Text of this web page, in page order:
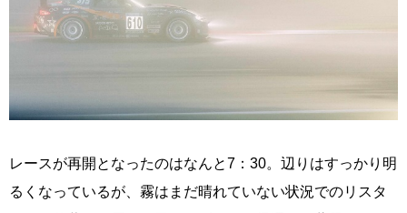
レースが再開となったのはなんと7：30。辺りはすっかり明
るくなっているが、霧はまだ晴れていない状況でのリスタ